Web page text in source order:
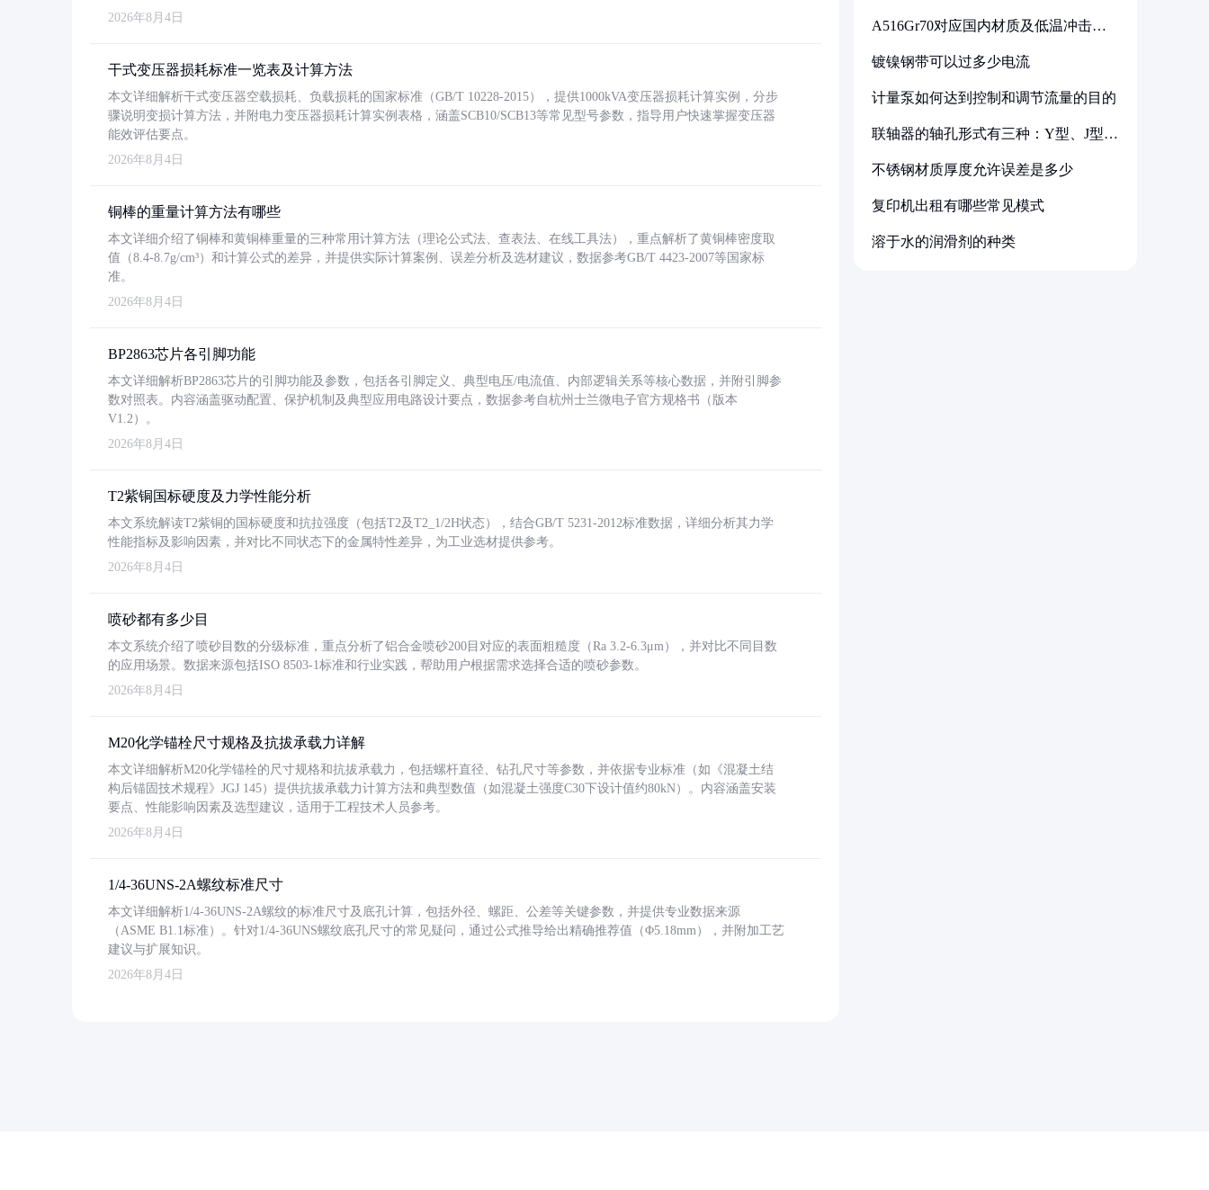
2026年8月4日
干式变压器损耗标准一览表及计算方法
本文详细解析干式变压器空载损耗、负载损耗的国家标准（GB/T 10228-2015），提供1000kVA变压器损耗计算实例，分步
骤说明变损计算方法，并附电力变压器损耗计算实例表格，涵盖SCB10/SCB13等常见型号参数，指导用户快速掌握变压器
能效评估要点。
2026年8月4日
铜棒的重量计算方法有哪些
本文详细介绍了铜棒和黄铜棒重量的三种常用计算方法（理论公式法、查表法、在线工具法），重点解析了黄铜棒密度取
值（8.4-8.7g/cm³）和计算公式的差异，并提供实际计算案例、误差分析及选材建议，数据参考GB/T 4423-2007等国家标
准。
2026年8月4日
BP2863芯片各引脚功能
本文详细解析BP2863芯片的引脚功能及参数，包括各引脚定义、典型电压/电流值、内部逻辑关系等核心数据，并附引脚参
数对照表。内容涵盖驱动配置、保护机制及典型应用电路设计要点，数据参考自杭州士兰微电子官方规格书（版本
V1.2）。
2026年8月4日
T2紫铜国标硬度及力学性能分析
本文系统解读T2紫铜的国标硬度和抗拉强度（包括T2及T2_1/2H状态），结合GB/T 5231-2012标准数据，详细分析其力学
性能指标及影响因素，并对比不同状态下的金属特性差异，为工业选材提供参考。
2026年8月4日
喷砂都有多少目
本文系统介绍了喷砂目数的分级标准，重点分析了铝合金喷砂200目对应的表面粗糙度（Ra 3.2-6.3μm），并对比不同目数
的应用场景。数据来源包括ISO 8503-1标准和行业实践，帮助用户根据需求选择合适的喷砂参数。
2026年8月4日
M20化学锚栓尺寸规格及抗拔承载力详解
本文详细解析M20化学锚栓的尺寸规格和抗拔承载力，包括螺杆直径、钻孔尺寸等参数，并依据专业标准（如《混凝土结
构后锚固技术规程》JGJ 145）提供抗拔承载力计算方法和典型数值（如混凝土强度C30下设计值约80kN）。内容涵盖安装
要点、性能影响因素及选型建议，适用于工程技术人员参考。
2026年8月4日
1/4-36UNS-2A螺纹标准尺寸
本文详细解析1/4-36UNS-2A螺纹的标准尺寸及底孔计算，包括外径、螺距、公差等关键参数，并提供专业数据来源
（ASME B1.1标准）。针对1/4-36UNS螺纹底孔尺寸的常见疑问，通过公式推导给出精确推荐值（Φ5.18mm），并附加工艺
建议与扩展知识。
2026年8月4日
A516Gr70对应国内材质及低温冲击要
镀镍钢带可以过多少电流
计量泵如何达到控制和调节流量的目的
联轴器的轴孔形式有三种：Y型、J型、
不锈钢材质厚度允许误差是多少
复印机出租有哪些常见模式
溶于水的润滑剂的种类